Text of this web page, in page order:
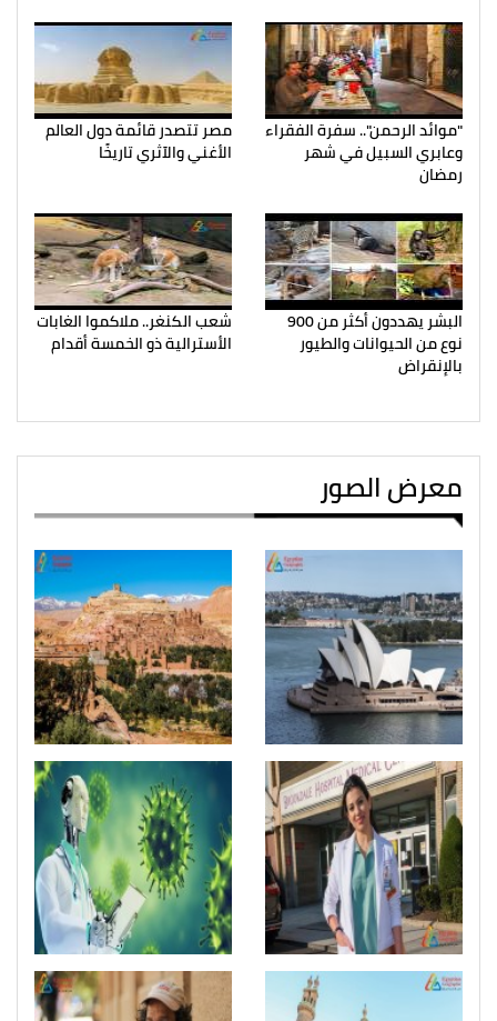
"موائد الرحمن".. سفرة الفقراء
وعابري السبيل في شهر
رمضان
مصر تتصدر قائمة دول العالم
الأغني والآثري تاريخًا
البشر يهددون أكثر من 900
نوع من الحيوانات والطيور
بالإنقراض
شعب الكنغر.. ملاكموا الغابات
الأسترالية ذو الخمسة أقدام
معرض الصور